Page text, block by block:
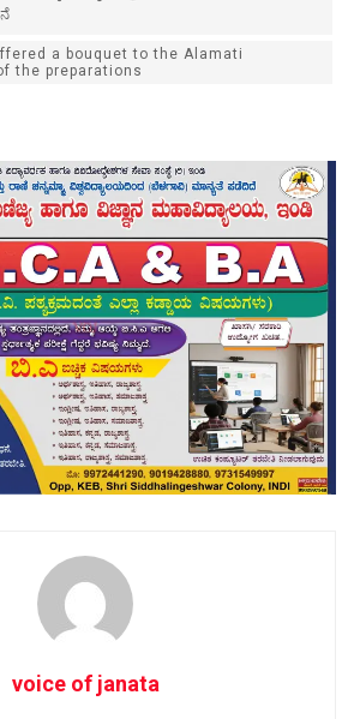
a bouquet to the Alamati
the preparations
voice of janata